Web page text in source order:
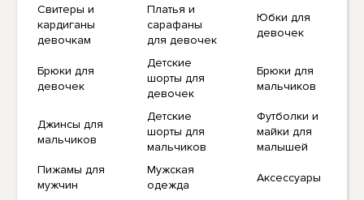
Свитеры и
кардиганы
девочкам
Платья и
сарафаны
для девочек
Юбки для
девочек
Брюки для
девочек
Детские
шорты для
девочек
Брюки для
мальчиков
Джинсы для
мальчиков
Детские
шорты для
мальчиков
Футболки и
майки для
малышей
Пижамы для
мужчин
Мужская
одежда
Аксессуары